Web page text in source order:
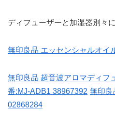
ディフューザーと加湿器別々
無印良品 エッセンシャルオイ
無印良品 超音波アロマディフ
番:MJ-ADB1 38967392 無印良
02868284